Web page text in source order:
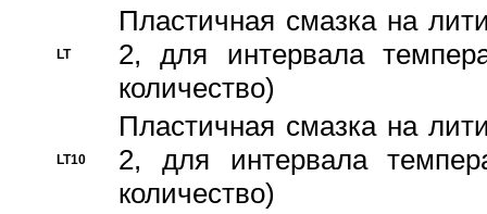
LT
Пластичная смазка на
2, для интервала
количество)
LT10
Пластичная смазка на
2, для интервала
количество)